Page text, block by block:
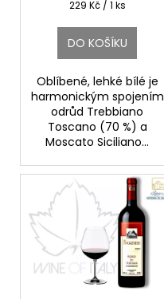
Měrná
229 Kč / 1 ks
DO KOŠÍKU
Oblíbené, lehké bílé je
harmonickým spojením
odrůd Trebbiano
Toscano (70 %) a
Moscato Siciliano...
BIANCO
ALTA
MORA
CUSUMANO
590